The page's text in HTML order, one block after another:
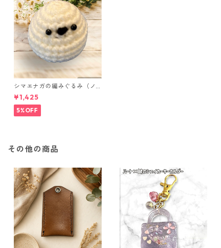
シマエナガの編みぐるみ（ノ
ーマル）
¥1,425
5%OFF
その他の商品